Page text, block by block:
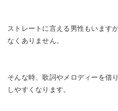
ストレートに言える男性もいます
なくありません。
そんな時、歌詞やメロディーを借
しやすくなります。